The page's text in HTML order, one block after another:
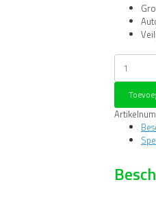
Kyoritsu
4105DL
Digitale
kit,
compleet
haspels